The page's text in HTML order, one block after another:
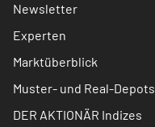
Newsletter
Experten
Marktüberblick
Muster- und Real-Depots
DER AKTIONÄR Indizes